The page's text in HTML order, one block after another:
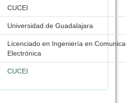
CUCEI
Universidad de Guadalajara
Licenciado en Ingeniería en
Electrónica
CUCEI